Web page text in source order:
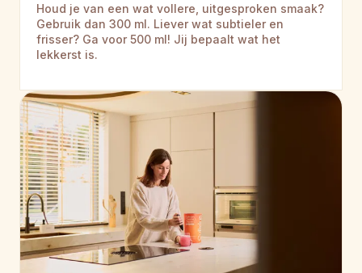
Houd je van een wat vollere, uitgesproken smaak?
Gebruik dan 300 ml. Liever wat subtieler en
frisser? Ga voor 500 ml! Jij bepaalt wat het
lekkerst is.